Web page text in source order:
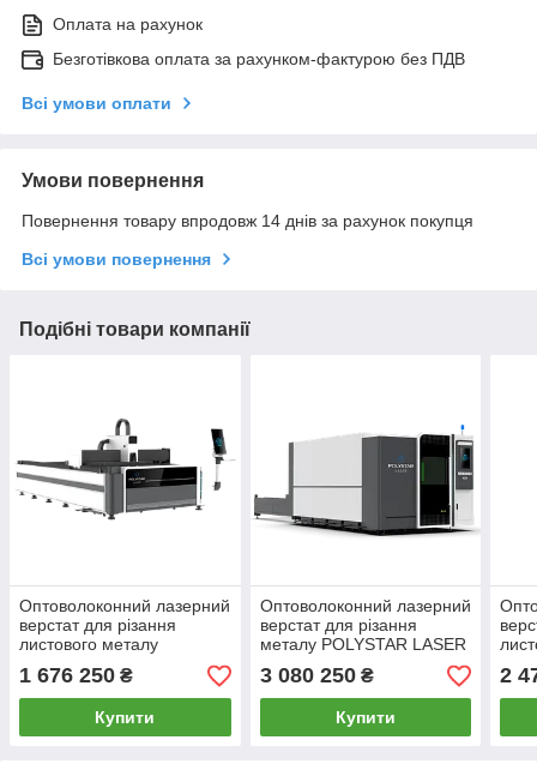
Оплата на рахунок
Безготівкова оплата за рахунком-фактурою без ПДВ
Всі умови оплати
Умови повернення
Повернення товару впродовж 14 днів за рахунок покупця
Всі умови повернення
Подібні товари компанії
Оптоволоконний лазерний
верстат для різання
листового металу
POLYSTAR LASER
PL6020G 1500 Вт
1 676 250 ₴
Купити
Оптоволоконний лазерний
верстат для різання
металу POLYSTAR LASER
PL3015H 6000 Вт (в
корпусі)
3 080 250₴
Купити
2